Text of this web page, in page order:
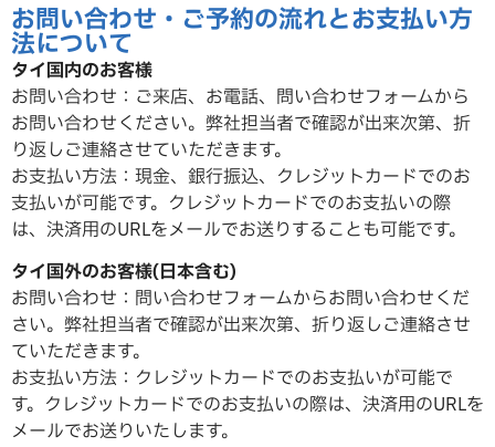
お問い合わせ・ご予約の流れとお支払い方
法について
タイ国内のお客様
お問い合わせ：ご来店、お電話、問い合わせフォームから
お問い合わせください。弊社担当者で確認が出来次第、折
り返しご連絡させていただきます。
お支払い方法：現金、銀行振込、クレジットカードでのお
支払いが可能です。クレジットカードでのお支払いの際
は、決済用のURLをメールでお送りすることも可能です。
タイ国外のお客様(日本含む)
お問い合わせ：問い合わせフォームからお問い合わせくだ
さい。弊社担当者で確認が出来次第、折り返しご連絡させ
ていただきます。
お支払い方法：クレジットカードでのお支払いが可能で
す。クレジットカードでのお支払いの際は、決済用のURLを
メールでお送りいたします。